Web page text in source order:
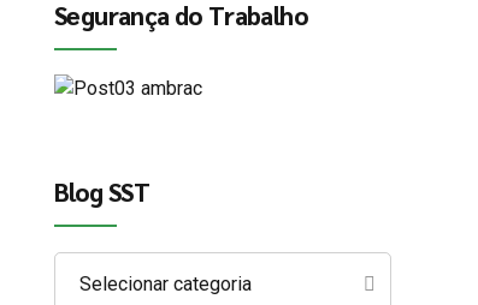
Segurança do Trabalho
Blog SST
Selecionar categoria